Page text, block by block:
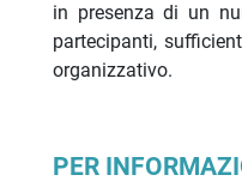
in presenza di un
partecipanti,
organizzativo.
PER